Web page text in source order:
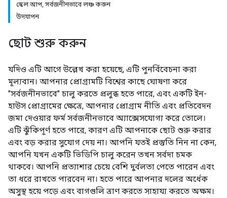
স্কেল আপ, সর্বজনীনভাবে লঞ্চ করুন
উদযাপন
ছোট শুরু করুন
যদিও এটি আগে উল্লেখ করা হয়েছে, এটি পুনর্বিবেচনা করা
মূল্যবান। আপনার প্রোগ্রামটি বিশ্বের কাছে ঘোষণা করে
"সর্বজনীনভাবে" চালু করতে প্রলুব্ধ হতে পারে, এবং একটি ইন-
হাউস প্রোগ্রামের ক্ষেত্রে, আপনার প্রোগ্রাম নীতি এবং প্রতিবেদন
জমা দেওয়ার ফর্ম সর্বজনীনভাবে অ্যাক্সেসযোগ্য করে তোলে।
এটি ঝুঁকিপূর্ণ হতে পারে, কারণ এটি আপনাকে ছোট শুরু করার
এবং বড় করার সুযোগ দেয় না। আপনি যতই প্রস্তুতি নিন না কেন,
আপনি যখন একটি ভিডিপি চালু করেন তখন সর্বদা চমক
থাকবে। আপনি প্রত্যাশার চেয়ে বেশি দুর্বলতা পেতে পারেন এবং
তা ধরে রাখতে পারবেন না। হতে পারে আপনার দলের অর্ধেক
অসুস্থ হয়ে পড়ে এবং বাগগুলি ত্রাণ করতে সাহায্য করতে অক্ষম।